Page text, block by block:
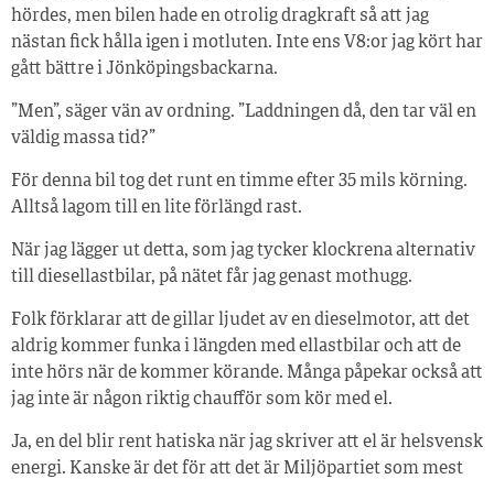
hördes, men bilen hade en otrolig dragkraft så att jag
nästan fick hålla igen i motluten. Inte ens V8:or jag kört har
gått bättre i Jönköpingsbackarna.
”Men”, säger vän av ordning. ”Laddningen då, den tar väl en
väldig massa tid?”
För denna bil tog det runt en timme efter 35 mils körning.
Alltså lagom till en lite förlängd rast.
När jag lägger ut detta, som jag tycker klockrena alternativ
till diesellastbilar, på nätet får jag genast mothugg.
Folk förklarar att de gillar ljudet av en dieselmotor, att det
aldrig kommer funka i längden med ellastbilar och att de
inte hörs när de kommer kör­ande. Många påpekar också att
jag inte är någon riktig chaufför som kör med el.
Ja, en del blir rent hatiska när jag skriver att el är helsvensk
energi. Kanske är det för att det är Miljöpartiet som mest